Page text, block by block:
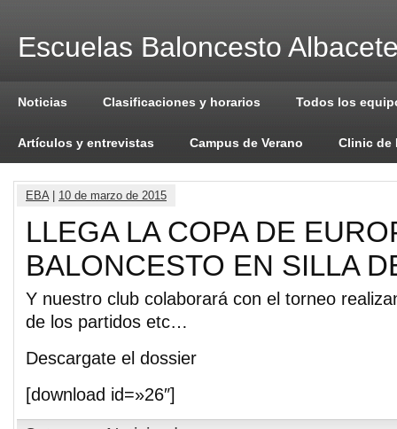
Escuelas Baloncesto
Noticias Clasificaciones y horarios Todos los
Artículos y entrevistas Campus de Verano Clinic de
EBA| 10 de marzo de 2015
LLEGA LA COPA DE
BALONCESTO EN SILLA
Y nuestro club colaborará con el torneo
de los partidos etc…
Descargate el dossier
[download id=»26″]